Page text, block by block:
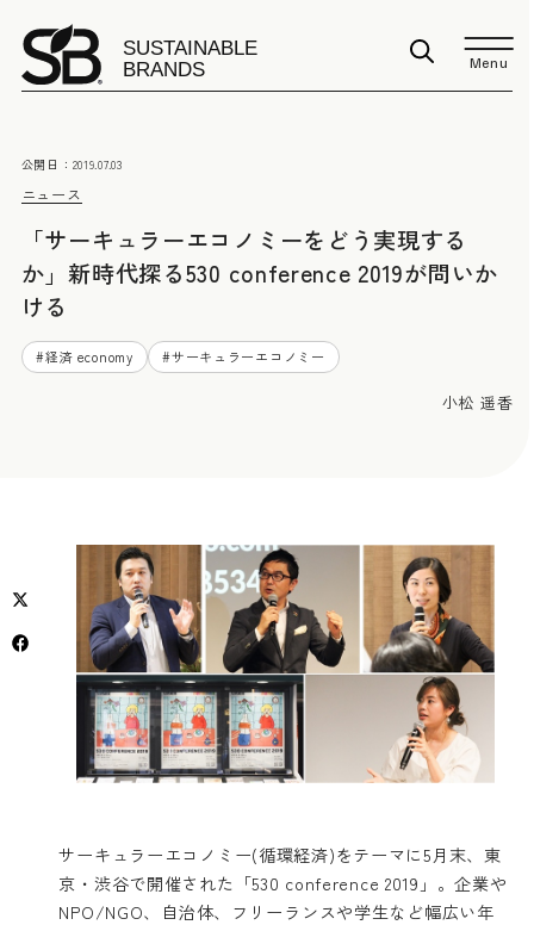
Menu
ニュース
公開日： 2019.07.03
「サーキュラーエコノミーをどう実現する
か」新時代探る530 conference 2019が問いか
ける
#経済 economy #サーキュラーエコノミー
小松 遥香
サーキュラーエコノミー(循環経済)をテーマに5月末、東
京・渋谷で開催された「530 conference 2019」。企業や
NPO/NGO、自治体、フリーランスや学生など幅広い年